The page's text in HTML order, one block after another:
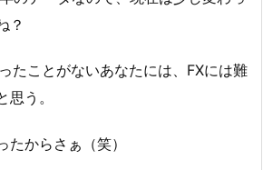
？
たことがないあなたには、FXには難
う。
からさぁ（笑）